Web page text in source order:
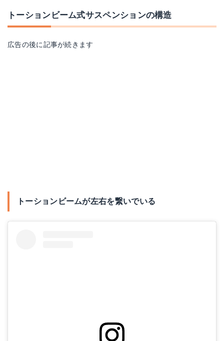
トーションビーム式サスペンションの構造
広告の後に記事が続きます
トーションビームが左右を繋いでいる